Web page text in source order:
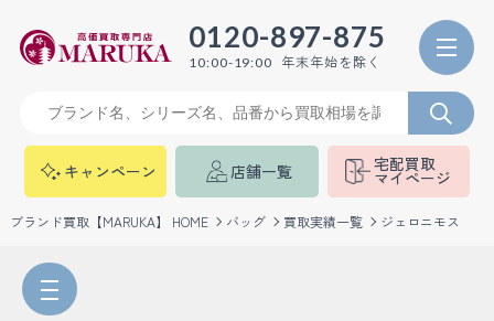
0120-897-875
10:00-19:00 年末年始を除く
キャンペーン 店舗一覧 宅配買取
マイページ
ブランド買取【MARUKA】 HOME バッグ 買取実績一覧 ジェロニモス